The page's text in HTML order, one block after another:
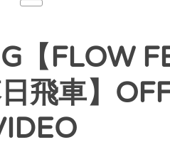
【FLOW
飛車】